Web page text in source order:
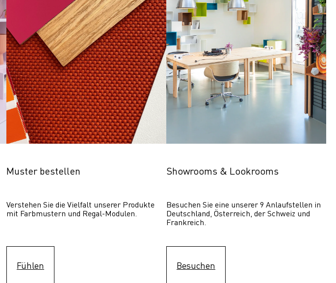
Muster bestellen
Verstehen Sie die Vielfalt unserer Produkte
mit Farbmustern und Regal-Modulen.
Fühlen
Showrooms & Lookrooms
Besuchen Sie eine unserer 9 Anlaufstellen in
Deutschland, Österreich, der Schweiz und
Frankreich.
Besuchen